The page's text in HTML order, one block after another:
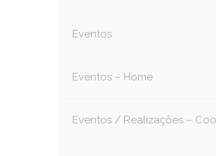
Eventos
Eventos – Home
Eventos / Realizações –